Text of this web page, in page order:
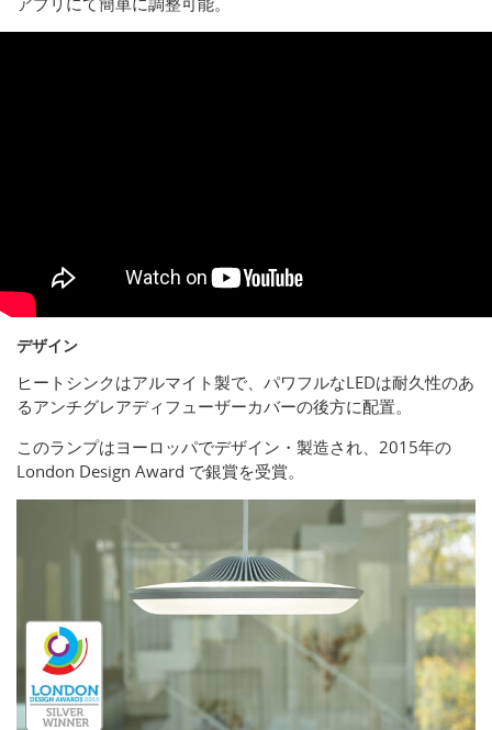
デザイン
ヒートシンクはアルマイト製で、パワフルなLEDは耐久性のあ
るアンチグレアディフューザーカバーの後方に配置。
このランプはヨーロッパでデザイン・製造され、2015年の
London Design Award で銀賞を受賞。